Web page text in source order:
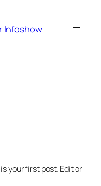
Infoshow
your first post. Edit or